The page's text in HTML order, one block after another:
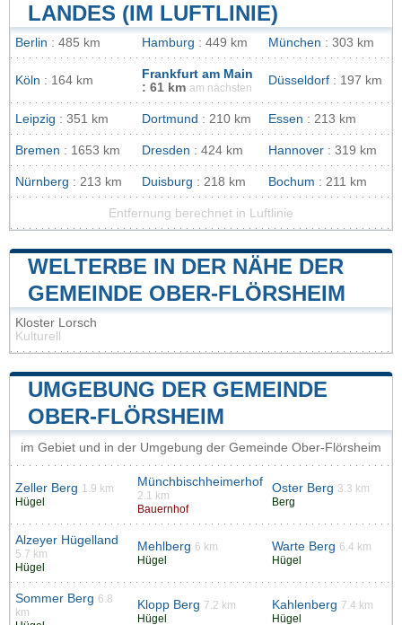
LANDES (IM LUFTLINIE)
Berlin : 485 km Hamburg : 449 km München : 303 km
Köln : 164 km
Frankfurt am Main
: 61 km am nächsten
Düsseldorf : 197 km
Leipzig : 351 km Dortmund : 210 km Essen : 213 km
Bremen : 1653 km Dresden : 424 km Hannover : 319 km
Nürnberg : 213 km Duisburg : 218 km Bochum : 211 km
Entfernung berechnet in Luftlinie
WELTERBE IN DER NÄHE DER
GEMEINDE OBER-FLÖRSHEIM
Kloster Lorsch
Kulturell
UMGEBUNG DER GEMEINDE
OBER-FLÖRSHEIM
im Gebiet und in der Umgebung der Gemeinde Ober-Flörsheim
Zeller Berg 1.9 km
Hügel
Münchbischheimerhof
2.1 km
Bauernhof
Oster Berg 3.3 km
Berg
Alzeyer Hügelland
5.7 km
Hügel
Mehlberg 6 km
Hügel
Warte Berg 6.4 km
Hügel
Sommer Berg 6.8
km
Klopp Berg 7.2 km
Hügel
Kahlenberg 7.4 km
Hügel